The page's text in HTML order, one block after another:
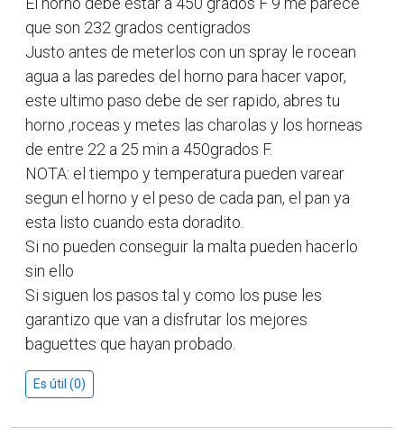
que son 232 grados centigrados
Justo antes de meterlos con un spray le rocean
agua a las paredes del horno para hacer vapor,
este ultimo paso debe de ser rapido, abres tu
horno ,roceas y metes las charolas y los horneas
de entre 22 a 25 min a 450grados F.
NOTA: el tiempo y temperatura pueden varear
segun el horno y el peso de cada pan, el pan ya
esta listo cuando esta doradito.
Si no pueden conseguir la malta pueden hacerlo
sin ello
Si siguen los pasos tal y como los puse les
garantizo que van a disfrutar los mejores
baguettes que hayan probado.
Es útil (0)